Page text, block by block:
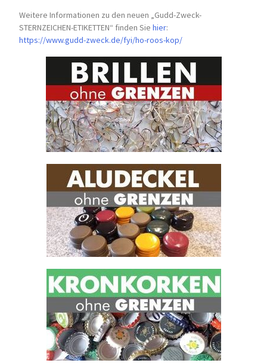
Weitere Informationen zu den neuen „Gudd-Zweck-
STERNZEICHEN-ETIKETTEN“ finden Siehier:
https://www.gudd-zweck.de/fyi/ho-roos-kop/